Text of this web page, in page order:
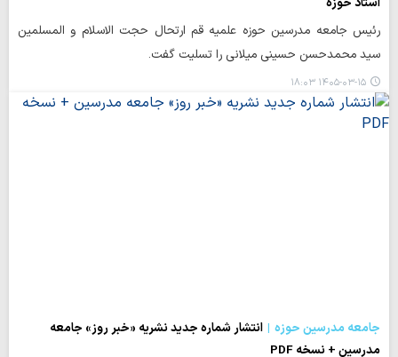
رئیس جامعه مدرسین حوزه علمیه قم ارتحال حجت الاسلام و المسلمین
سید محمدحسن حسینی میلانی را تسلیت گفت.
۱۴۰۵-۰۳-۱۵ ۱۸:۰۳
جامعه مدرسین حوزه
انتشار شماره جدید نشریه «خبر روز» جامعه
مدرسین + نسخه PDF